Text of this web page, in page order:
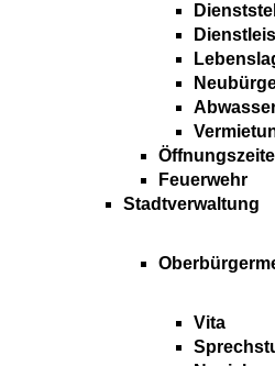
Feuerwehr
Stadtverwaltung
Vita